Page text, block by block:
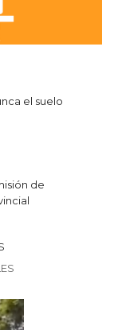
el suelo
de